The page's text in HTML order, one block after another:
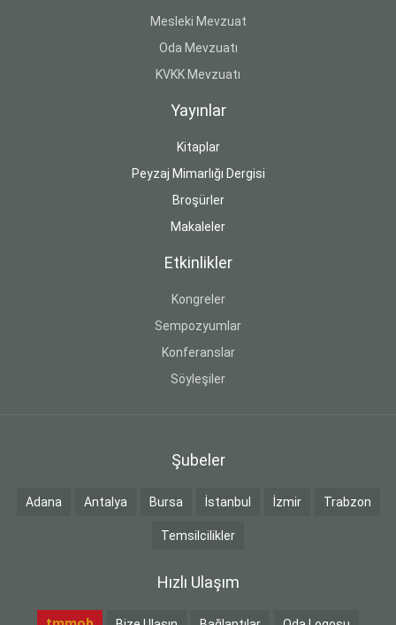
Mesleki Mevzuat
Oda Mevzuatı
KVKK Mevzuatı
Yayınlar
Kitaplar
Peyzaj Mimarlığı Dergisi
Broşürler
Makaleler
Etkinlikler
Kongreler
Sempozyumlar
Konferanslar
Söyleşiler
Şubeler
Adana Antalya Bursa İstanbul İzmir Trabzon
Temsilcilikler
Hızlı Ulaşım